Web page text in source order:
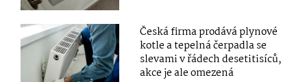
Česká firma prodává plynové
kotle a tepelná čerpadla se
slevami v řádech desetitisíců,
akce je ale omezená